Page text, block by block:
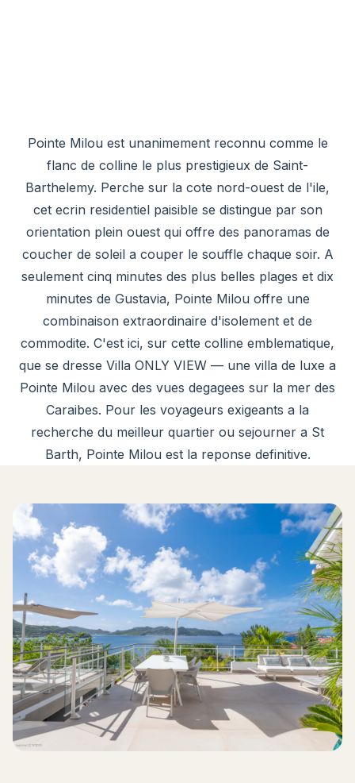
Pointe Milou est unanimement reconnu comme le
flanc de colline le plus prestigieux de Saint-
Barthelemy. Perche sur la cote nord-ouest de l'ile,
cet ecrin residentiel paisible se distingue par son
orientation plein ouest qui offre des panoramas de
coucher de soleil a couper le souffle chaque soir. A
seulement cinq minutes des plus belles plages et dix
minutes de Gustavia, Pointe Milou offre une
combinaison extraordinaire d'isolement et de
commodite. C'est ici, sur cette colline emblematique,
que se dresse Villa ONLY VIEW — une villa de luxe a
Pointe Milou avec des vues degagees sur la mer des
Caraibes. Pour les voyageurs exigeants a la
recherche du meilleur quartier ou sejourner a St
Barth, Pointe Milou est la reponse definitive.